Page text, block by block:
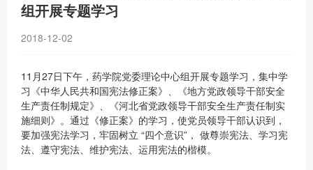
组开展专题学习
2018-12-02
11月27日下午，药学院党委理论中心组开展专题学习，集中学
习《中华人民共和国宪法修正案》、《地方党政领导干部安全
生产责任制规定》、《河北省党政领导干部安全生产责任制实
施细则》。通过《修正案》的学习，使党员领导干部认识到，
要加强宪法学习，牢固树立 “四个意识”， 做尊崇宪法、学习宪
法、遵守宪法、维护宪法、运用宪法的楷模。